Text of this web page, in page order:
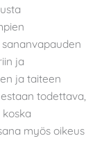
ja
ja taiteen
todettava,
myös oikeus